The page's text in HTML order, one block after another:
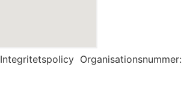
Integritetspolicy Organisationsnummer: